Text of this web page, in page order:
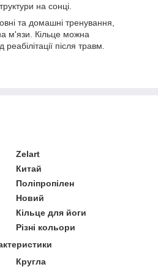
на сонці.
та домашні тренування,
м'язи. Кільце можна
після травм.
Zelart
Китай
Поліпропілен
Новий
Кільце для йоги
Різні кольори
Кругла